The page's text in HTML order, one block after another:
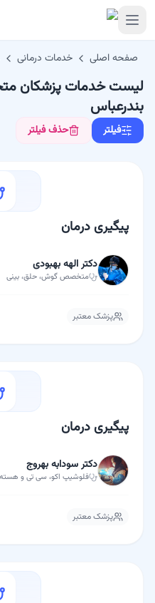
صفحه اصلی خدمات درمانی
لیست خدمات پزشکان
بندرعباس
فیلتر حذف فیلتر
پیگیری درمان
دکتر الهه بهبودی
متخصصگوش، حلق، بینی
پزشک معتبر
پیگیری درمان
دکتر سودابه بهروج
فلوشیپ اکو، سی تی و
پزشک معتبر